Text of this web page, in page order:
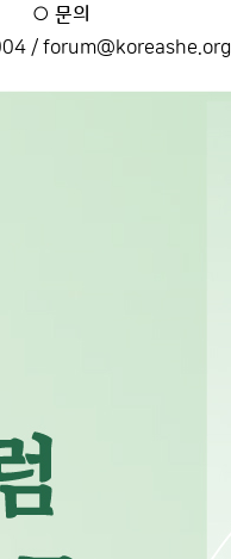
○ 문의
/ forum@koreashe.org